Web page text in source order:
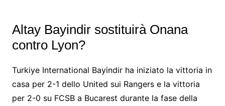
Altay Bayindir sostituirà Onana
contro Lyon?
Turkiye International Bayindir ha iniziato la vittoria in
casa per 2-1 dello United sui Rangers e la vittoria
per 2-0 su FCSB a Bucarest durante la fase della